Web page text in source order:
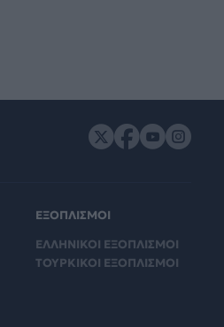
ΕΞΟΠΛΙΣΜΟΙ
ΕΛΛΗΝΙΚΟΙ ΕΞΟΠΛΙΣΜΟΙ
ΤΟΥΡΚΙΚΟΙ ΕΞΟΠΛΙΣΜΟΙ